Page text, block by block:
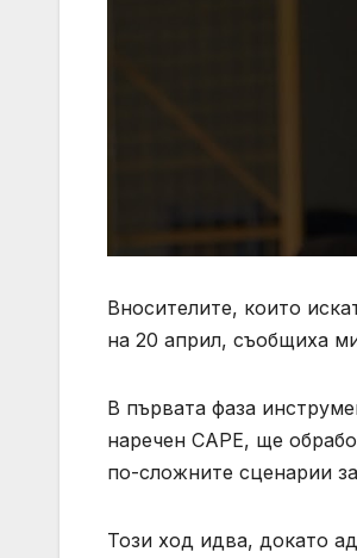
Вносителите, които
на 20 април, съобщиха
В първата фаза
наречен CAPE, ще
по-сложните сценарии
Този ход идва, докато